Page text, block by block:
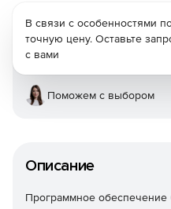
Описание
Программное обеспечение
В связи с особенностями
точную цену. Оставьте
с вами
Поможем с выбором